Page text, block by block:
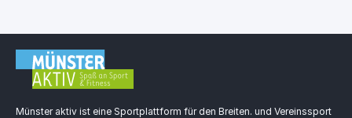
Münster aktiv ist eine Sportplattform für den Breiten. und Vereinssport